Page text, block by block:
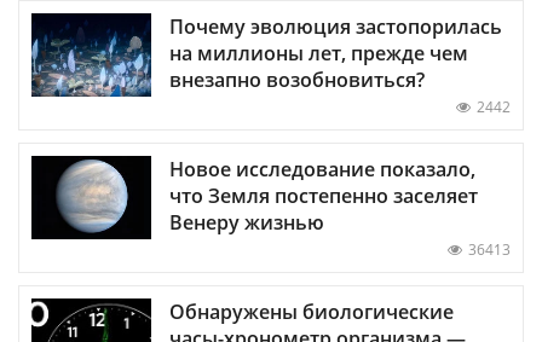
Почему эволюция застопорилась
на миллионы лет, прежде чем
внезапно возобновиться?
2442
Новое исследование показало,
что Земля постепенно заселяет
Венеру жизнью
36413
Обнаружены биологические